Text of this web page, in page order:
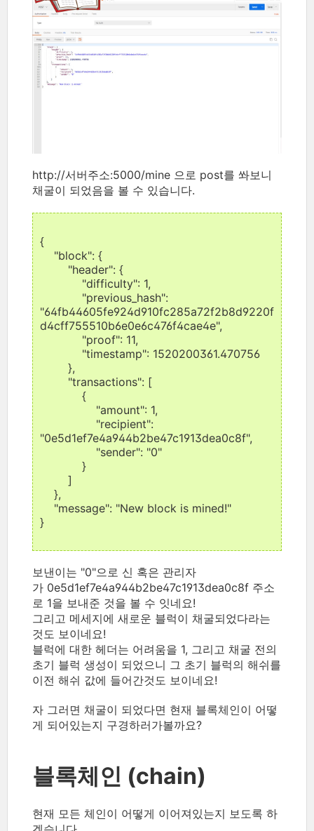
http://서버주소:5000/mine 으로 post를 쏴보니
채굴이 되었음을 볼 수 있습니다.
{
"block": {
"header": {
"difficulty": 1,
"previous_hash":
"64fb44605fe924d910fc285a72f2b8d9220f
d4cff755510b6e0e6c476f4cae4e",
"proof": 11,
"timestamp": 1520200361.470756
},
"transactions": [
{
"amount": 1,
"recipient":
"0e5d1ef7e4a944b2be47c1913dea0c8f",
"sender": "0"
}
]
},
"message": "New block is mined!"
}
보낸이는 "0"으로 신 혹은 관리자
가 0e5d1ef7e4a944b2be47c1913dea0c8f 주소
로 1을 보내준 것을 볼 수 잇네요!
그리고 메세지에 새로운 블럭이 채굴되었다라는
것도 보이네요!
블럭에 대한 헤더는 어려움을 1, 그리고 채굴 전의
초기 블럭 생성이 되었으니 그 초기 블럭의 해쉬를
이전 해쉬 값에 들어간것도 보이네요!
자 그러면 채굴이 되었다면 현재 블록체인이 어떻
게 되어있는지 구경하러가볼까요?
블록체인 (chain)
현재 모든 체인이 어떻게 이어져있는지 보도록 하